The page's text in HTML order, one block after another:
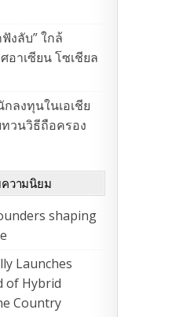
งลับ” ใกล้
อาเซียน โซเชียล
ลงทุนในเอเชีย
วนวิธีถือครอง
วามนิยม
shaping
Launches
of Hybrid
Country